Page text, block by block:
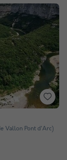
Vallon Pont d'Arc)